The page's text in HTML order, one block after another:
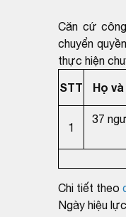
Căn cứ
chuyển
thực hiện
STT Họ
1
37
Chi tiết theo
Ngày hiệu